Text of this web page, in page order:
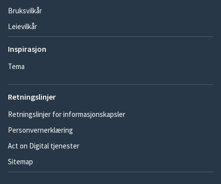
Bruksvilkår
Leievilkår
Inspirasjon
Tema
Retningslinjer
Retningslinjer for informasjonskapsler
Personvernerklæring
Act on Digital tjenester
Sitemap